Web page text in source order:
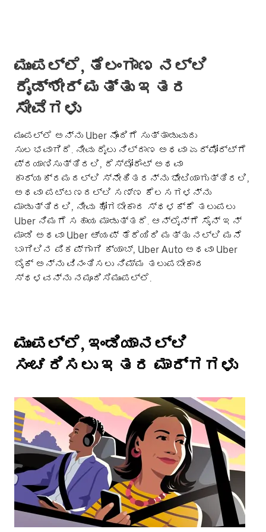
ಮುಂಪಲ್ಲೆ, ತೆಲಂಗಾಣ ನಲ್ಲಿ
ರೈಡ್‌ಶೇರ್ ಮತ್ತು ಇತರ
ಸೇವೆಗಳು
ಮುಂಪಲ್ಲೆ ಅನ್ನು Uber ನೊಂದಿಗೆ ಸುತ್ತಾಡುವುದು
ಸುಲಭವಾಗಿದೆ. ನೀವು ರೈಲು ನಿಲ್ದಾಣ ಅಥವಾ ಏರ್‌ಪೋರ್ಟ್‌ಗೆ
ಪ್ರಯಾಣಿಸುತ್ತಿರಲಿ, ರೆಸ್ಟೋರೆಂಟ್ ಅಥವಾ
ಕಾರ್ಯಕ್ರಮದಲ್ಲಿ ಸ್ನೇಹಿತರನ್ನು ಭೇಟಿಯಾಗುತ್ತಿರಲಿ,
ಅಥವಾ ಪಟ್ಟಣದಲ್ಲಿ ಸಣ್ಣ ಕೆಲಸಗಳನ್ನು
ಮಾಡುತ್ತಿರಲಿ, ನೀವು ಹೋಗಬೇಕಾದ ಸ್ಥಳಕ್ಕೆ ತಲುಪಲು
Uber ನಿಮಗೆ ಸಹಾಯ ಮಾಡುತ್ತದೆ. ಆನ್‌ಲೈನ್‌ಗೆ ಸೈನ್ ಇನ್
ಮಾಡಿ ಅಥವಾ Uber ಆ್ಯಪ್ ತೆರೆಯಿರಿ ಮತ್ತು ನಲ್ಲಿ ಮನೆ
ಬಾಗಿಲಿನ ಪಿಕಪ್‌ಗಾಗಿ ಕ್ಯಾಬ್, Uber Auto ಅಥವಾ Uber
ಬೈಕ್ ಅನ್ನು ವಿನಂತಿಸಲು ನಿಮ್ಮ ತಲುಪಬೇಕಾದ
ಸ್ಥಳವನ್ನು ನಮೂದಿಸಿಮುಂಪಲ್ಲೆ.
ಮುಂಪಲ್ಲೆ, ಇಂಡಿಯಾನಲ್ಲಿ
ಸಂಚರಿಸಲು ಇತರ ಮಾರ್ಗಗಳು